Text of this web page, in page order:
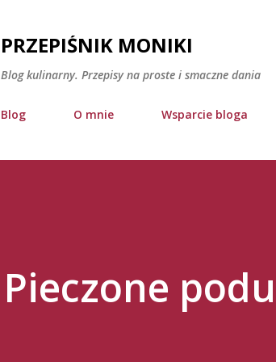
PRZEPIŚNIK MONIKI
Blog kulinarny. Przepisy na proste i smaczne dania
Blog O mnie Wsparcie bloga
Pieczone